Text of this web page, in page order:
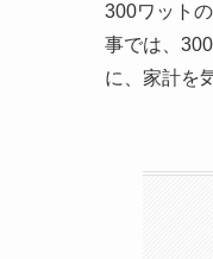
300ワット
事では、
に、家計を